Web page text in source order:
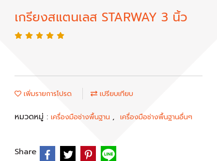
เกรียงสแตนเลส STARWAY 3 นิ้ว
เพิ่มรายการโปรด เปรียบเทียบ
หมวดหมู่ : เครื่องมือช่างพื้นฐาน , เครื่องมือช่างพื้นฐานอื่นๆ
Share